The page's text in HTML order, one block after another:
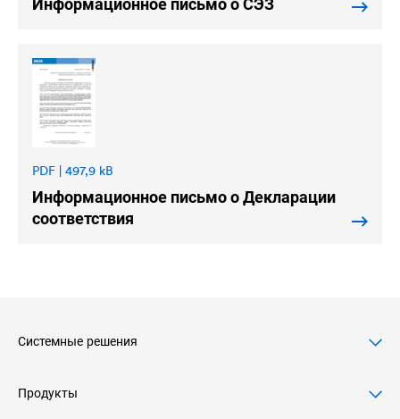
PDF | 497,9 kB
Информационное письмо о Декларации
соответствия
Системные решения
Скатные крыши
Продукты